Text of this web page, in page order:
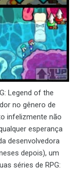
Legend of the
no gênero de
infelizmente não
esperança
desenvolvedora
depois), um
séries de RPG: